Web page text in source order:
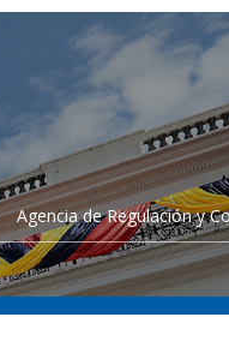
Agencia de Regulación y